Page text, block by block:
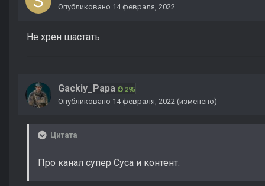
Опубликовано 14 февраля, 2022
Не хрен шастать.
Gackiy_Papa 295
Опубликовано 14 февраля, 2022 (изменено)
Цитата
Про канал супер Суса и контент.